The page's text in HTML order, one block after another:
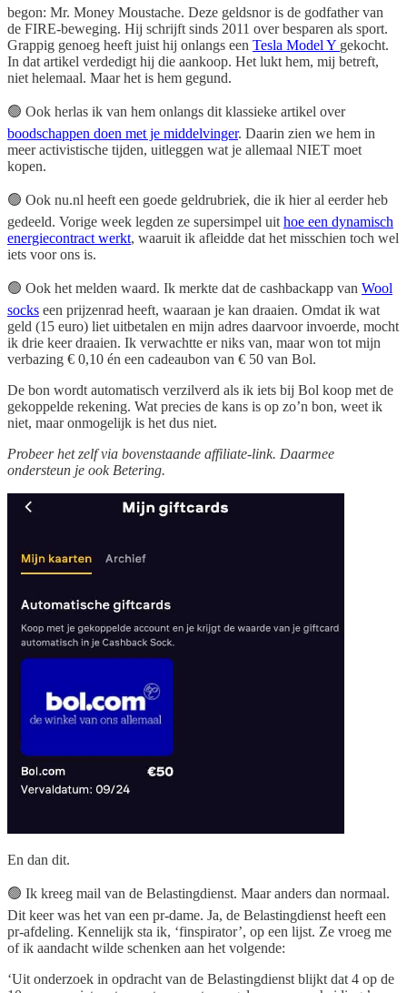
begon: Mr. Money Moustache. Deze geldsnor is de godfather van
de FIRE-beweging. Hij schrijft sinds 2011 over besparen als sport.
Grappig genoeg heeft juist hij onlangs een Tesla Model Y gekocht.
In dat artikel verdedigt hij die aankoop. Het lukt hem, mij betreft,
niet helemaal. Maar het is hem gegund.
🟢 Ook herlas ik van hem onlangs dit klassieke artikel over
boodschappen doen met je middelvinger. Daarin zien we hem in
meer activistische tijden, uitleggen wat je allemaal NIET moet
kopen.
🟢 Ook nu.nl heeft een goede geldrubriek, die ik hier al eerder heb
gedeeld. Vorige week legden ze supersimpel uit hoe een dynamisch
energiecontract werkt, waaruit ik afleidde dat het misschien toch wel
iets voor ons is.
🟢 Ook het melden waard. Ik merkte dat de cashbackapp van Wool
socks een prijzenrad heeft, waaraan je kan draaien. Omdat ik wat
geld (15 euro) liet uitbetalen en mijn adres daarvoor invoerde, mocht
ik drie keer draaien. Ik verwachtte er niks van, maar won tot mijn
verbazing € 0,10 én een cadeaubon van € 50 van Bol.
De bon wordt automatisch verzilverd als ik iets bij Bol koop met de
gekoppelde rekening. Wat precies de kans is op zo’n bon, weet ik
niet, maar onmogelijk is het dus niet.
Probeer het zelf via bovenstaande affiliate-link. Daarmee
ondersteun je ook Betering.
En dan dit.
🟢 Ik kreeg mail van de Belastingdienst. Maar anders dan normaal.
Dit keer was het van een pr-dame. Ja, de Belastingdienst heeft een
pr-afdeling. Kennelijk sta ik, ‘finspirator’, op een lijst. Ze vroeg me
of ik aandacht wilde schenken aan het volgende:
‘Uit onderzoek in opdracht van de Belastingdienst blijkt dat 4 op de